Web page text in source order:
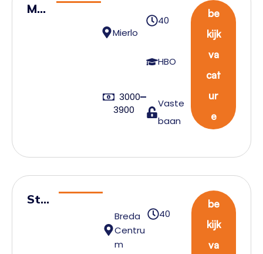
Me
Mierlo
3000
3900
40
HBO
Vaste
baan
be
kijk
va
cat
ur
e
Sta
Breda
Centru
m
40
be
kijk
va